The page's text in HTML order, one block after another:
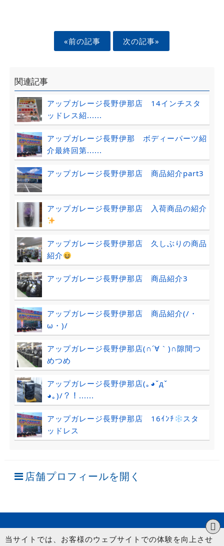
«前の記事 次の記事»
関連記事
アップガレージ長野伊那店 14インチスタ
ッドレス紹......
アップガレージ長野伊那 ボディーパーツ紹
介最終回第......
アップガレージ長野伊那店 商品紹介part3
アップガレージ長野伊那店 入荷商品の紹介
アップガレージ長野伊那店 久しぶりの商品
紹介
アップガレージ長野伊那店 商品紹介3
アップガレージ長野伊那店 商品紹介(/・
ω・)/
アップガレージ長野伊那店(∩´∀｀)∩隙間つ
めつめ
アップガレージ長野伊那店(｡◕ˇдˇ​
◕｡)/？！......
アップガレージ長野伊那店 16ｲﾝﾁ
スタ
ッドレス
店舗プロフィールを開く
当サイトでは、お客様のウェブサイトでの体験を向上させ